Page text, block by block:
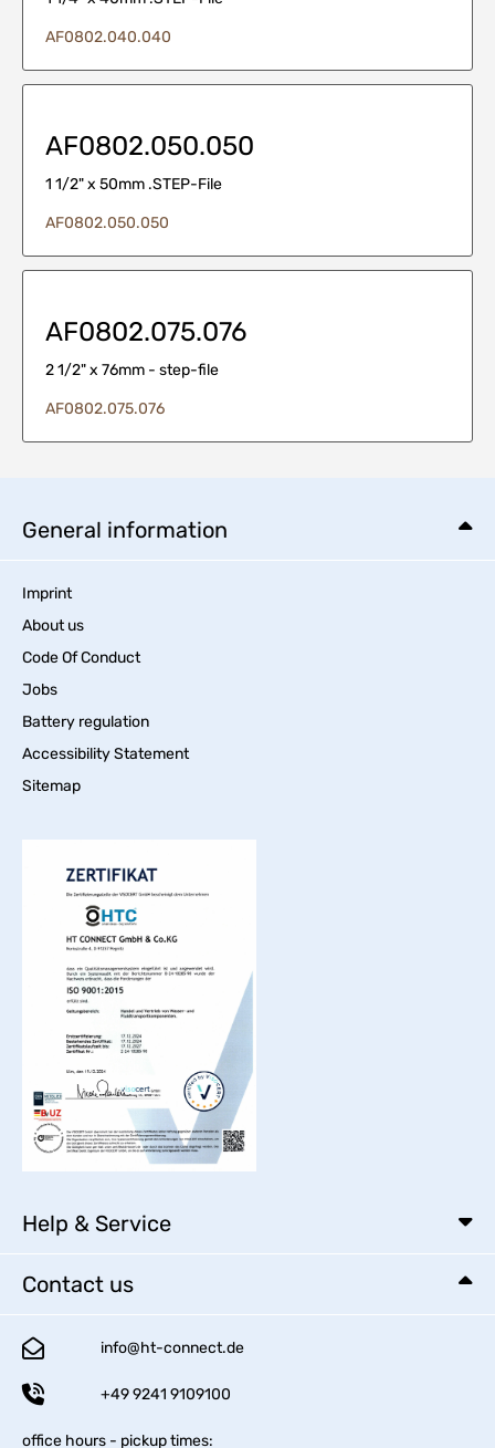
AF0802.040.040
AF0802.050.050
1 1/2" x 50mm .STEP-File
AF0802.050.050
AF0802.075.076
2 1/2" x 76mm - step-file
AF0802.075.076
General information
Imprint
About us
Code Of Conduct
Jobs
Battery regulation
Accessibility Statement
Sitemap
Help & Service
Contact us
info@ht-connect.de
+49 9241 9109100
office hours - pickup times: